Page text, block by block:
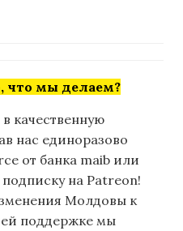
что мы делаем?
качественную
нас единоразово
от банка maib или
на Patreon!
Молдовы к
поддержке мы